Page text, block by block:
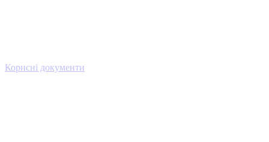
Корисні документи